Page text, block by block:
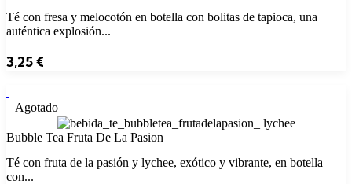
Té con fresa y melocotón en botella con bolitas de tapioca, una
auténtica explosión...
3,25€
Agotado
Bubble Tea Fruta De La Pasion
Té con fruta de la pasión y lychee, exótico y vibrante, en botella
con...